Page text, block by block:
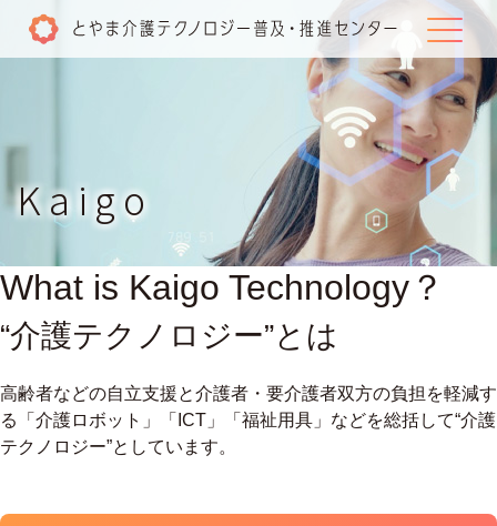
講座・研修
補助金の活用
試用貸出
伴走支援の取組み
がんばる介護事業所表彰
Kaigo
What is Kaigo Technology？
“介護テクノロジー”とは
高齢者などの自立支援と介護者・要介護者双方の負担を軽減す
る「介護ロボット」「ICT」「福祉用具」などを総括して“介護
テクノロジー”としています。